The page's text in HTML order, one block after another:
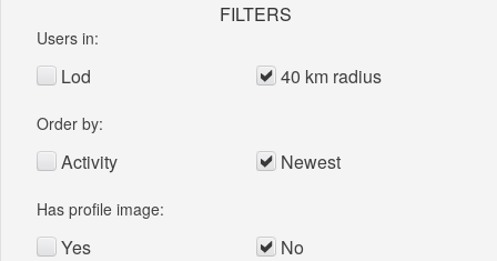
FILTERS
Users in:
Lod 40 km radius
Order by:
Activity Newest
Has profile image:
Yes No